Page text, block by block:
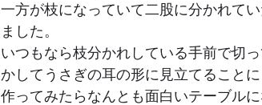
一方が枝になっていて二股に分かれて
ました。
いつもなら枝分かれしている手前で切
かしてうさぎの耳の形に見立てることに
作ってみたらなんとも面白いテーブルに